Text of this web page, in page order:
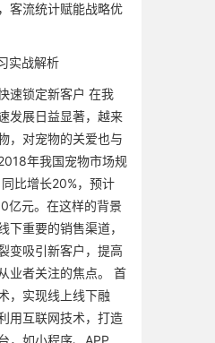
客流统计赋能战略优
实战解析
速锁定新客户 在我
发展日益显著，越来
，对宠物的关爱也与
年我国宠物市场规
比增长20%，预计
亿元。在这样的背景
下重要的销售渠道，
变吸引新客户，提高
业者关注的焦点。 首
，实现线上线下融
用互联网技术，打造
，如小程序、APP